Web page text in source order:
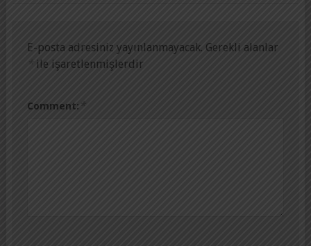
E-posta adresiniz yayınlanmayacak. Gerekli alanlar
* ile işaretlenmişlerdir
Comment: *